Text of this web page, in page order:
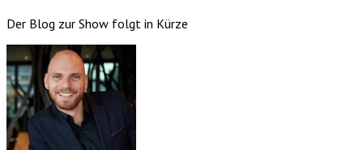
Der Blog zur Show folgt in Kürze